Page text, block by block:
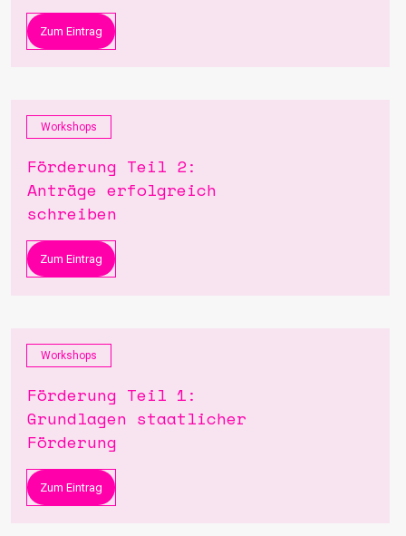
Zum Eintrag
Workshops
Förderung Teil 2:
Anträge erfolgreich
schreiben
Zum Eintrag
Workshops
Förderung Teil 1:
Grundlagen staatlicher
Förderung
Zum Eintrag